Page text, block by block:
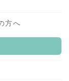
方へ